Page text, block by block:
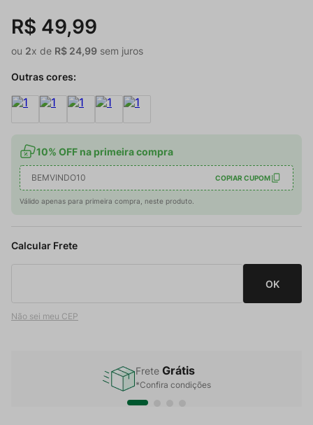
R$ 49,99
ou 2x de R$ 24,99 sem juros
Outras cores:
10% OFF na primeira compra
BEMVINDO10 COPIAR CUPOM
Válido apenas para primeira compra, neste produto.
Não sei meu CEP
Frete Grátis
*Confira condições